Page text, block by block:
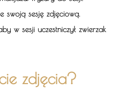
swoją sesję zdjęciową.
w sesji uczestniczył zwierzak
zdjęcia?